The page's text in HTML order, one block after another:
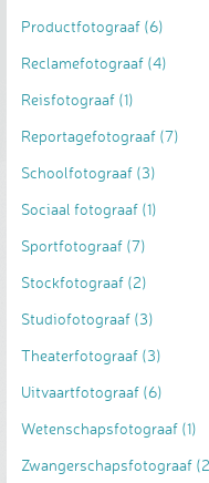
Productfotograaf(6)
Reclamefotograaf(4)
Reisfotograaf(1)
Reportagefotograaf(7)
Schoolfotograaf(3)
Sociaal fotograaf(1)
Sportfotograaf(7)
Stockfotograaf(2)
Studiofotograaf(3)
Theaterfotograaf(3)
Uitvaartfotograaf(6)
Wetenschapsfotograaf(1)
Zwangerschapsfotograaf